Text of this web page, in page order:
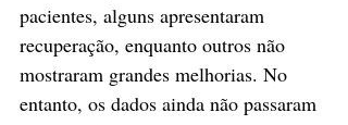
pacientes, alguns apresentaram
recuperação, enquanto outros não
mostraram grandes melhorias. No
entanto, os dados ainda não passaram